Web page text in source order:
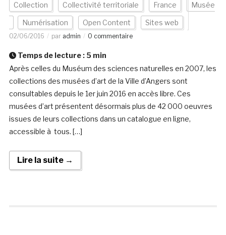
Collection Collectivité territoriale France Musée
Numérisation Open Content Sites web
02/06/2016 par admin 0 commentaire
Temps de lecture : 5 min
Après celles du Muséum des sciences naturelles en 2007, les
collections des musées d’art de la Ville d’Angers sont
consultables depuis le 1er juin 2016 en accès libre. Ces
musées d’art présentent désormais plus de 42 000 oeuvres
issues de leurs collections dans un catalogue en ligne,
accessible à tous. […]
Lire la suite →